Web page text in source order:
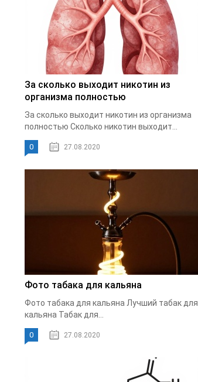
За сколько выходит никотин из
организма полностью
За сколько выходит никотин из организма
полностью Cколько никотин выходит...
0 27.08.2020
Фото табака для кальяна
Фото табака для кальяна Лучший табак для
кальяна Табак для...
0 27.08.2020